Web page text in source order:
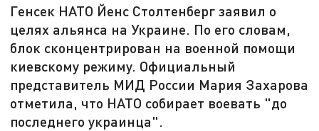
Генсек НАТО Йенс Столтенберг заявил о
целях альянса на Украине. По его словам,
блок сконцентрирован на военной помощи
киевскому режиму. Официальный
представитель МИД России Мария Захарова
отметила, что НАТО собирает воевать "до
последнего украинца".